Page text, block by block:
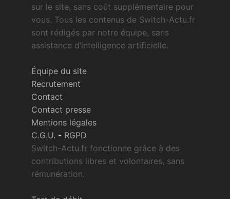
sur le site, sans coût supplémentaire pour
vous. Tous les contenus de Switch-Actu.fr
sont rédigés par notre équipe, sans
assistance d’intelligence artificielle.
Équipe du site
Recrutement
Contact
Contact presse
Mentions légales
C.G.U. - RGPD
Switch-Actu.fr fonctionne grâce à des
contributions libres et volontaires, sans
rémunération.